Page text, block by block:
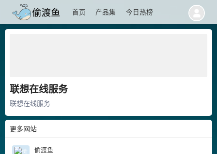
首页 产品集 今日热榜
联想在线服务
联想在线服务
更多网站
偷渡鱼